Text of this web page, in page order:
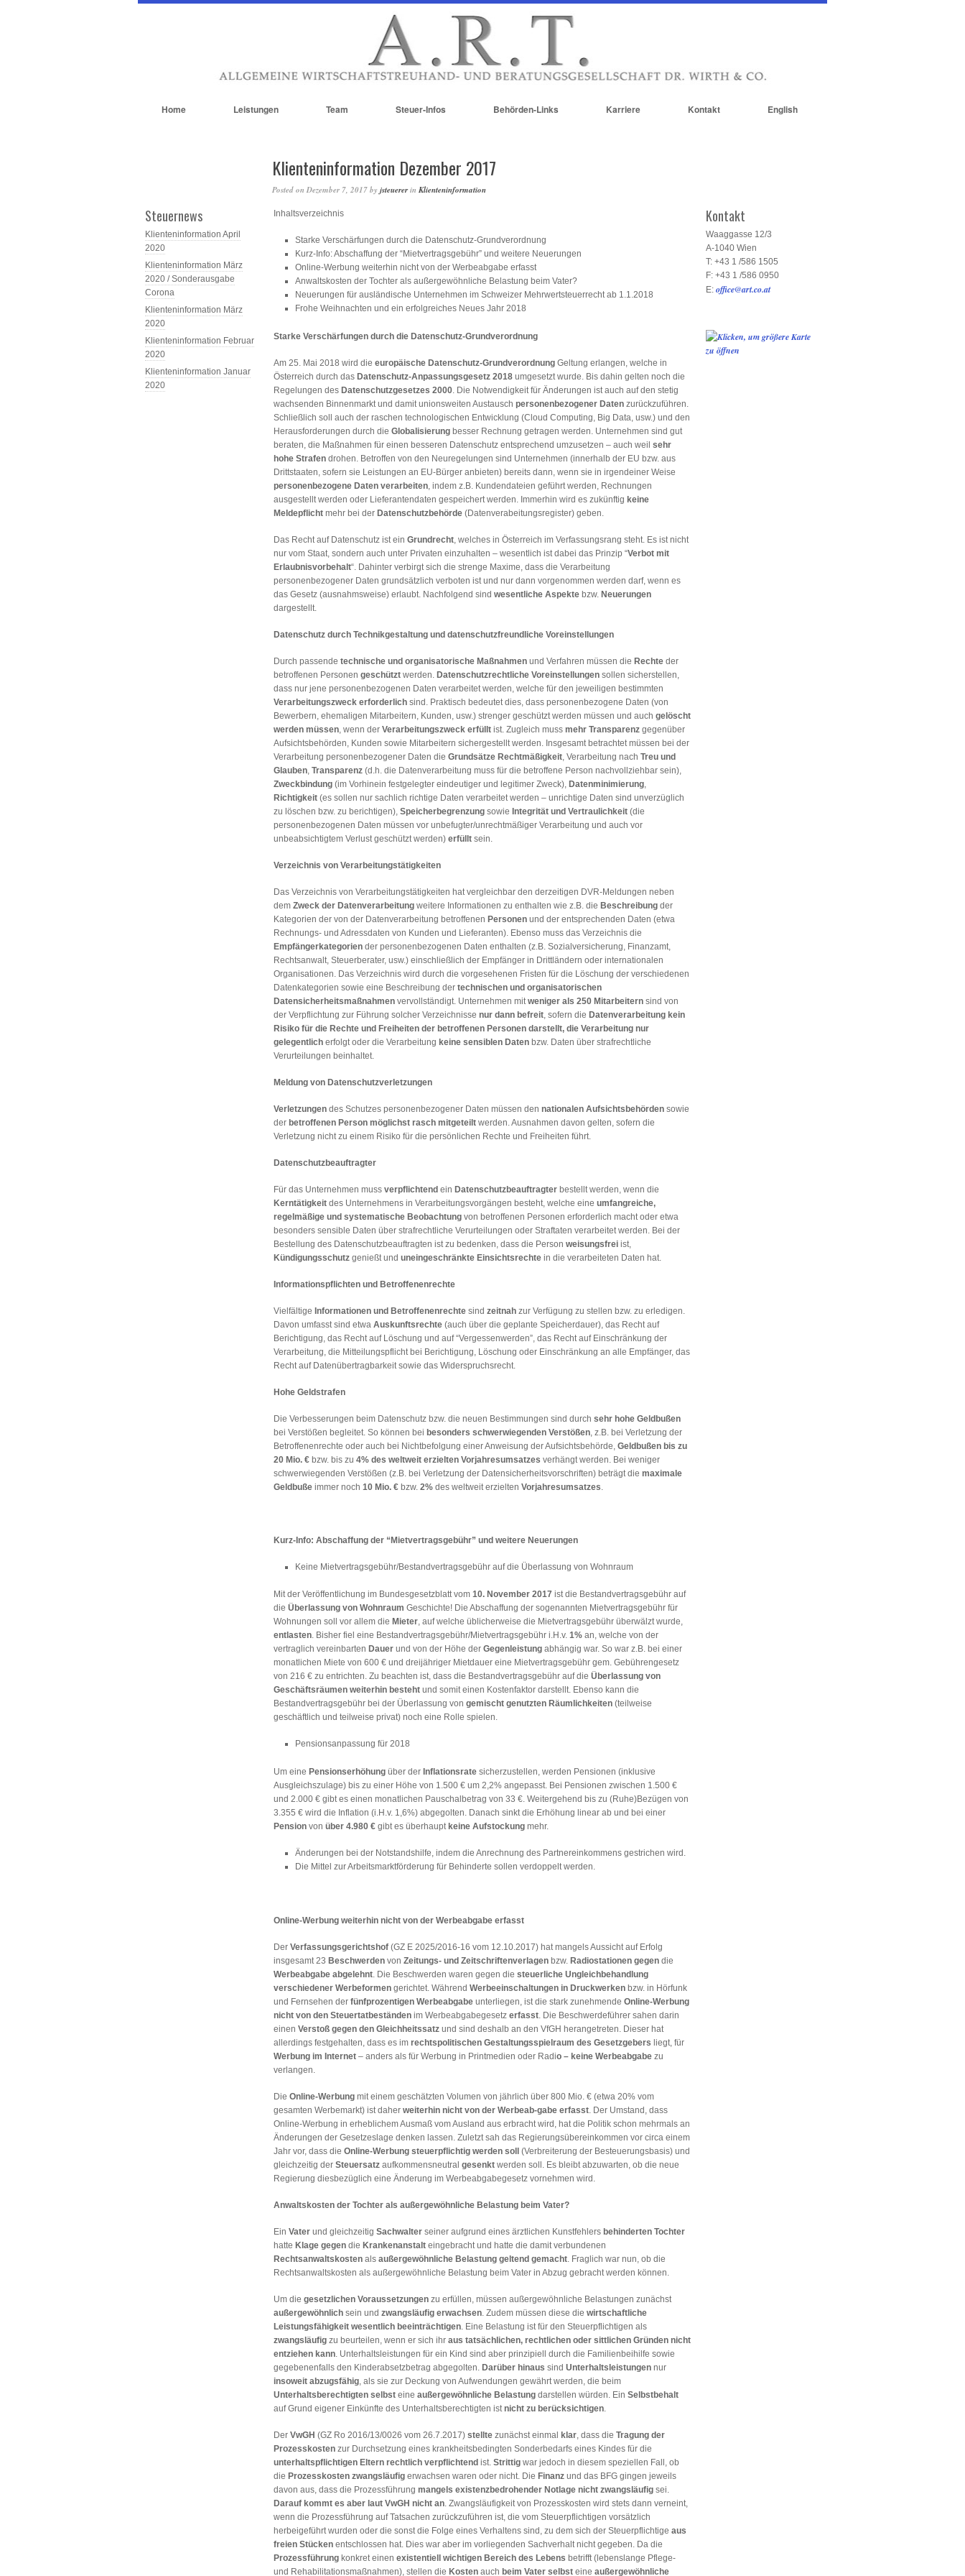
Home Leistungen Team Steuer-Infos Behörden-Links Karriere Kontakt English
Klienteninformation Dezember 2017
Posted on Dezember 7, 2017by jsteuererin Klienteninformation
Steuernews
Klienteninformation April
2020
Klienteninformation März
2020 / Sonderausgabe
Corona
Klienteninformation März
2020
Klienteninformation Februar
2020
Klienteninformation Januar
2020
Inhaltsverzeichnis
Starke Verschärfungen durch die Datenschutz-Grundverordnung
Kurz-Info: Abschaffung der “Mietvertragsgebühr” und weitere Neuerungen
Online-Werbung weiterhin nicht von der Werbeabgabe erfasst
Anwaltskosten der Tochter als außergewöhnliche Belastung beim Vater?
Neuerungen für ausländische Unternehmen im Schweizer Mehrwertsteuerrecht ab 1.1.2018
Frohe Weihnachten und ein erfolgreiches Neues Jahr 2018
Starke Verschärfungen durch die Datenschutz-Grundverordnung
Am 25. Mai 2018 wird die europäische Datenschutz-GrundverordnungGeltung erlangen, welche in
Österreich durch das Datenschutz-Anpassungsgesetz 2018umgesetzt wurde. Bis dahin gelten noch die
Regelungen des Datenschutzgesetzes 2000. Die Notwendigkeit für Änderungen ist auch auf den stetig
wachsenden Binnenmarkt und damit unionsweiten Austausch personenbezogener Datenzurückzuführen.
Schließlich soll auch der raschen technologischen Entwicklung (Cloud Computing, Big Data, usw.) und den
Herausforderungen durch die Globalisierungbesser Rechnung getragen werden. Unternehmen sind gut
beraten, die Maßnahmen für einen besseren Datenschutz entsprechend umzusetzen – auch weil sehr
hohe Strafendrohen. Betroffen von den Neuregelungen sind Unternehmen (innerhalb der EU bzw. aus
Drittstaaten, sofern sie Leistungen an EU-Bürger anbieten) bereits dann, wenn sie in irgendeiner Weise
personenbezogene Daten verarbeiten, indem z.B. Kundendateien geführt werden, Rechnungen
ausgestellt werden oder Lieferantendaten gespeichert werden. Immerhin wird es zukünftig keine
Meldepflichtmehr bei der Datenschutzbehörde(Datenverabeitungsregister) geben.
Das Recht auf Datenschutz ist ein Grundrecht, welches in Österreich im Verfassungsrang steht. Es ist nicht
nur vom Staat, sondern auch unter Privaten einzuhalten – wesentlich ist dabei das Prinzip “Verbot mit
Erlaubnisvorbehalt“. Dahinter verbirgt sich die strenge Maxime, dass die Verarbeitung
personenbezogener Daten grundsätzlich verboten ist und nur dann vorgenommen werden darf, wenn es
das Gesetz (ausnahmsweise) erlaubt. Nachfolgend sind wesentliche Aspektebzw. Neuerungen
dargestellt.
Datenschutz durch Technikgestaltung und datenschutzfreundliche Voreinstellungen
Durch passende technische und organisatorische Maßnahmenund Verfahren müssen die Rechteder
betroffenen Personen geschütztwerden. Datenschutzrechtliche Voreinstellungensollen sicherstellen,
dass nur jene personenbezogenen Daten verarbeitet werden, welche für den jeweiligen bestimmten
Verarbeitungszweck erforderlichsind. Praktisch bedeutet dies, dass personenbezogene Daten (von
Bewerbern, ehemaligen Mitarbeitern, Kunden, usw.) strenger geschützt werden müssen und auch gelöscht
werden müssen, wenn der Verarbeitungszweck erfülltist. Zugleich muss mehr Transparenzgegenüber
Aufsichtsbehörden, Kunden sowie Mitarbeitern sichergestellt werden. Insgesamt betrachtet müssen bei der
Verarbeitung personenbezogener Daten die Grundsätze Rechtmäßigkeit, Verarbeitung nach Treu und
Glauben, Transparenz(d.h. die Datenverarbeitung muss für die betroffene Person nachvollziehbar sein),
Zweckbindung(im Vorhinein festgelegter eindeutiger und legitimer Zweck), Datenminimierung,
Richtigkeit(es sollen nur sachlich richtige Daten verarbeitet werden – unrichtige Daten sind unverzüglich
zu löschen bzw. zu berichtigen), Speicherbegrenzungsowie Integrität und Vertraulichkeit(die
personenbezogenen Daten müssen vor unbefugter/unrechtmäßiger Verarbeitung und auch vor
unbeabsichtigtem Verlust geschützt werden) erfülltsein.
Verzeichnis von Verarbeitungstätigkeiten
Das Verzeichnis von Verarbeitungstätigkeiten hat vergleichbar den derzeitigen DVR-Meldungen neben
dem Zweck der Datenverarbeitungweitere Informationen zu enthalten wie z.B. die Beschreibungder
Kategorien der von der Datenverarbeitung betroffenen Personenund der entsprechenden Daten (etwa
Rechnungs- und Adressdaten von Kunden und Lieferanten). Ebenso muss das Verzeichnis die
Empfängerkategoriender personenbezogenen Daten enthalten (z.B. Sozialversicherung, Finanzamt,
Rechtsanwalt, Steuerberater, usw.) einschließlich der Empfänger in Drittländern oder internationalen
Organisationen. Das Verzeichnis wird durch die vorgesehenen Fristen für die Löschung der verschiedenen
Datenkategorien sowie eine Beschreibung der technischen und organisatorischen
Datensicherheitsmaßnahmenvervollständigt. Unternehmen mit weniger als 250 Mitarbeiternsind von
der Verpflichtung zur Führung solcher Verzeichnisse nur dann befreit, sofern die Datenverarbeitung kein
Risiko für die Rechte und Freiheiten der betroffenen Personen darstellt, die Verarbeitung nur
gelegentlicherfolgt oder die Verarbeitung keine sensiblen Datenbzw. Daten über strafrechtliche
Verurteilungen beinhaltet.
Meldung von Datenschutzverletzungen
Verletzungendes Schutzes personenbezogener Daten müssen den nationalen Aufsichtsbehördensowie
der betroffenen Person möglichst rasch mitgeteiltwerden. Ausnahmen davon gelten, sofern die
Verletzung nicht zu einem Risiko für die persönlichen Rechte und Freiheiten führt.
Datenschutzbeauftragter
Für das Unternehmen muss verpflichtendein Datenschutzbeauftragterbestellt werden, wenn die
Kerntätigkeitdes Unternehmens in Verarbeitungsvorgängen besteht, welche eine umfangreiche,
regelmäßige und systematische Beobachtungvon betroffenen Personen erforderlich macht oder etwa
besonders sensible Daten über strafrechtliche Verurteilungen oder Straftaten verarbeitet werden. Bei der
Bestellung des Datenschutzbeauftragten ist zu bedenken, dass die Person weisungsfreiist,
Kündigungsschutzgenießt und uneingeschränkte Einsichtsrechtein die verarbeiteten Daten hat.
Informationspflichten und Betroffenenrechte
Vielfältige Informationen und Betroffenenrechtesind zeitnahzur Verfügung zu stellen bzw. zu erledigen.
Davon umfasst sind etwa Auskunftsrechte(auch über die geplante Speicherdauer), das Recht auf
Berichtigung, das Recht auf Löschung und auf “Vergessenwerden”, das Recht auf Einschränkung der
Verarbeitung, die Mitteilungspflicht bei Berichtigung, Löschung oder Einschränkung an alle Empfänger, das
Recht auf Datenübertragbarkeit sowie das Widerspruchsrecht.
Hohe Geldstrafen
Die Verbesserungen beim Datenschutz bzw. die neuen Bestimmungen sind durch sehr hohe Geldbußen
bei Verstößen begleitet. So können bei besonders schwerwiegenden Verstößen, z.B. bei Verletzung der
Betroffenenrechte oder auch bei Nichtbefolgung einer Anweisung der Aufsichtsbehörde, Geldbußen bis zu
20 Mio. €bzw. bis zu 4% des weltweit erzielten Vorjahresumsatzes verhängt werden. Bei weniger
schwerwiegenden Verstößen (z.B. bei Verletzung der Datensicherheitsvorschriften) beträgt die maximale
Geldbußeimmer noch 10 Mio. €bzw. 2%des weltweit erzielten Vorjahresumsatzes
Kurz-Info: Abschaffung der “Mietvertragsgebühr” und weitere Neuerungen
Keine Mietvertragsgebühr/Bestandvertragsgebühr auf die Überlassung von Wohnraum
Mit der Veröffentlichung im Bundesgesetzblatt vom 10. November 2017 ist die Bestandvertragsgebühr auf
die Überlassung von Wohnraum Geschichte! Die Abschaffung der sogenannten Mietvertragsgebühr für
Wohnungen soll vor allem die Mieter, auf welche üblicherweise die Mietvertragsgebühr überwälzt wurde,
entlasten. Bisher fiel eine Bestandvertragsgebühr/Mietvertragsgebühr i.H.v. 1%an, welche von der
vertraglich vereinbarten Dauerund von der Höhe der Gegenleistungabhängig war. So war z.B. bei einer
monatlichen Miete von 600 € und dreijähriger Mietdauer eine Mietvertragsgebühr gem. Gebührengesetz
von 216 € zu entrichten. Zu beachten ist, dass die Bestandvertragsgebühr auf die Überlassung von
Geschäftsräumen weiterhin bestehtund somit einen Kostenfaktor darstellt. Ebenso kann die
Bestandvertragsgebühr bei der Überlassung von gemischt genutzten Räumlichkeiten(teilweise
geschäftlich und teilweise privat) noch eine Rolle spielen.
Pensionsanpassung für 2018
Um eine Pensionserhöhungüber der Inflationsratesicherzustellen, werden Pensionen (inklusive
Ausgleichszulage) bis zu einer Höhe von 1.500 € um 2,2% angepasst. Bei Pensionen zwischen 1.500 €
und 2.000 € gibt es einen monatlichen Pauschalbetrag von 33 €. Weitergehend bis zu (Ruhe)Bezügen von
3.355 € wird die Inflation (i.H.v. 1,6%) abgegolten. Danach sinkt die Erhöhung linear ab und bei einer
Pensionvon über 4.980 €gibt es überhaupt keine Aufstockungmehr.
Änderungen bei der Notstandshilfe, indem die Anrechnung des Partnereinkommens gestrichen wird.
Die Mittel zur Arbeitsmarktförderung für Behinderte sollen verdoppelt werden.
Online-Werbung weiterhin nicht von der Werbeabgabe erfasst
Der Verfassungsgerichtshof(GZ E 2025/2016-16 vom 12.10.2017) hat mangels Aussicht auf Erfolg
insgesamt 23 Beschwerdenvon Zeitungs- und Zeitschriftenverlagenbzw. Radiostationen gegendie
Werbeabgabe abgelehnt. Die Beschwerden waren gegen die steuerliche Ungleichbehandlung
verschiedener Werbeformengerichtet. Während Werbeeinschaltungen in Druckwerkenbzw. in Hörfunk
und Fernsehen der fünfprozentigen Werbeabgabeunterliegen, ist die stark zunehmende Online-Werbung
nicht von den Steuertatbeständenim Werbeabgabegesetz erfasst. Die Beschwerdeführer sahen darin
einen Verstoß gegen den Gleichheitssatzund sind deshalb an den VfGH herangetreten. Dieser hat
allerdings festgehalten, dass es im rechtspolitischen Gestaltungsspielraum des Gesetzgebers liegt, für
Werbung im Internet– anders als für Werbung in Printmedien oder Radio – keine Werbeabgabezu
verlangen.
Die Online-Werbungmit einem geschätzten Volumen von jährlich über 800 Mio. € (etwa 20% vom
gesamten Werbemarkt) ist daher weiterhin nicht von der Werbeab-gabe erfasst. Der Umstand, dass
Online-Werbung in erheblichem Ausmaß vom Ausland aus erbracht wird, hat die Politik schon mehrmals an
Änderungen der Gesetzeslage denken lassen. Zuletzt sah das Regierungsübereinkommen vor circa einem
Jahr vor, dass die Online-Werbung steuerpflichtig werden soll
(Verbreiterung der Besteuerungsbasis) und
gleichzeitig der Steuersatzaufkommensneutral gesenktwerden soll. Es bleibt abzuwarten, ob die neue
Regierung diesbezüglich eine Änderung im Werbeabgabegesetz vornehmen wird.
Anwaltskosten der Tochter als außergewöhnliche Belastung beim Vater?
Ein Vaterund gleichzeitig Sachwalterseiner aufgrund eines ärztlichen Kunstfehlers behinderten Tochter
hatte Klage gegendie Krankenanstalteingebracht und hatte die damit verbundenen
Rechtsanwaltskostenals außergewöhnliche Belastung geltend gemacht. Fraglich war nun, ob die
Rechtsanwaltskosten als außergewöhnliche Belastung beim Vater in Abzug gebracht werden können.
Um die gesetzlichen Voraussetzungenzu erfüllen, müssen außergewöhnliche Belastungen zunächst
außergewöhnlichsein und zwangsläufig erwachsen. Zudem müssen diese die wirtschaftliche
Leistungsfähigkeit wesentlich beeinträchtigen. Eine Belastung ist für den Steuerpflichtigen als
zwangsläufigzu beurteilen, wenn er sich ihr aus tatsächlichen, rechtlichen oder sittlichen Gründen nicht
entziehen kann. Unterhaltsleistungen für ein Kind sind aber prinzipiell durch die Familienbeihilfe sowie
gegebenenfalls den Kinderabsetzbetrag abgegolten. Darüber hinaus sind Unterhaltsleistungennur
insoweit abzugsfähig, als sie zur Deckung von Aufwendungen gewährt werden, die beim
Unterhaltsberechtigten selbsteine außergewöhnliche Belastungdarstellen würden. Ein Selbstbehalt
auf Grund eigener Einkünfte des Unterhaltsberechtigten istnicht zu berücksichtigen.
Der VwGH (GZ Ro 2016/13/0026 vom 26.7.2017) stelltezunächst einmal klar, dass die Tragung der
Prozesskostenzur Durchsetzung eines krankheitsbedingten Sonderbedarfs eines Kindes für die
unterhaltspflichtigen Eltern rechtlich verpflichtend ist. Strittigwar jedoch in diesem speziellen Fall, ob
die Prozesskosten zwangsläufigerwachsen waren oder nicht. Die Finanzund das BFG gingen jeweils
davon aus, dass die Prozessführung mangels existenzbedrohender Notlage nicht zwangsläufigsei.
Darauf kommt es aber laut VwGH nicht an. Zwangsläufigkeit von Prozesskosten wird stets dann verneint,
wenn die Prozessführung auf Tatsachen zurückzuführen ist, die vom Steuerpflichtigen vorsätzlich
herbeigeführt wurden oder die sonst die Folge eines Verhaltens sind, zu dem sich der Steuerpflichtige aus
freien Stückenentschlossen hat. Dies war aber im vorliegenden Sachverhalt nicht gegeben. Da die
Prozessführungkonkret einen existentiell wichtigen Bereich des Lebens betrifft (lebenslange Pflege-
und Rehabilitationsmaßnahmen), stellen die Kostenauch beim Vater selbsteine außergewöhnliche
Kontakt
Waaggasse 12/3
A-1040 Wien
T: +43 1 /586 1505
F: +43 1 /586 0950
E: office@art.co.at